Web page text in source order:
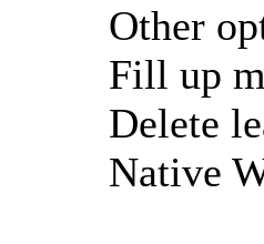
Other
Fill up
Delete
Native